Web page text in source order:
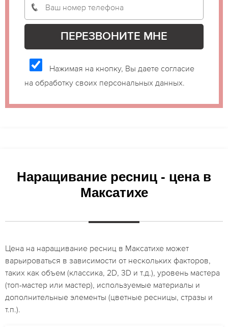
Нажимая на кнопку, Вы даете согласие
на обработку своих персональных данных.
Наращивание ресниц - цена в
Максатихе
Цена на наращивание ресниц в Максатихе может
варьироваться в зависимости от нескольких факторов,
таких как объем (классика, 2D, 3D и т.д.), уровень мастера
(топ-мастер или мастер), используемые материалы и
дополнительные элементы (цветные ресницы, стразы и
т.п.).